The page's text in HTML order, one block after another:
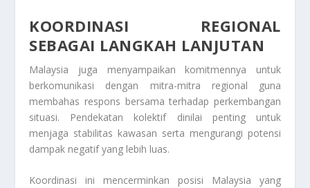
KOORDINASI REGIONAL
SEBAGAI LANGKAH LANJUTAN
Malaysia juga menyampaikan komitmennya untuk
berkomunikasi dengan mitra-mitra regional guna
membahas respons bersama terhadap perkembangan
situasi. Pendekatan kolektif dinilai penting untuk
menjaga stabilitas kawasan serta mengurangi potensi
dampak negatif yang lebih luas.
Koordinasi ini mencerminkan posisi Malaysia yang